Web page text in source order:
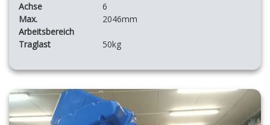
Achse
6
Max.
Arbeitsbereich
2046mm
Traglast 50kg